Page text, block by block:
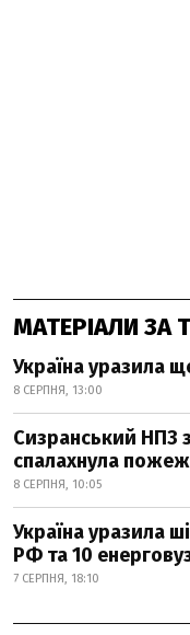
МАТЕРІАЛИ ЗА
Україна уразила
8 СЕРПНЯ, 13:00
Сизранський НПЗ
спалахнула
8 СЕРПНЯ, 10:05
Україна уразила
РФ та 10
7 СЕРПНЯ, 18:10